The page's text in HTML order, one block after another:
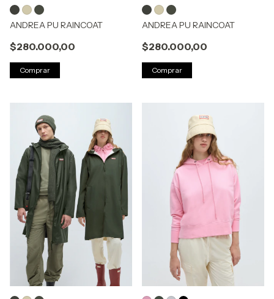
ANDREA PU RAINCOAT
$280.000,00
Comprar
ANDREA PU RAINCOAT
$280.000,00
Comprar